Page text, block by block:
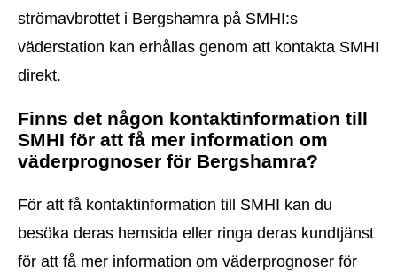
strömavbrottet i Bergshamra på SMHI:s
väderstation kan erhållas genom att kontakta SMHI
direkt.
Finns det någon kontaktinformation till
SMHI för att få mer information om
väderprognoser för Bergshamra?
För att få kontaktinformation till SMHI kan du
besöka deras hemsida eller ringa deras kundtjänst
för att få mer information om väderprognoser för